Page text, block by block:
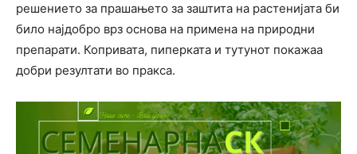
решението за прашањето за заштита на растенијата би
било најдобро врз основа на примена на природни
препарати. Копривата, пиперката и тутунот покажаа
добри резултати во пракса.